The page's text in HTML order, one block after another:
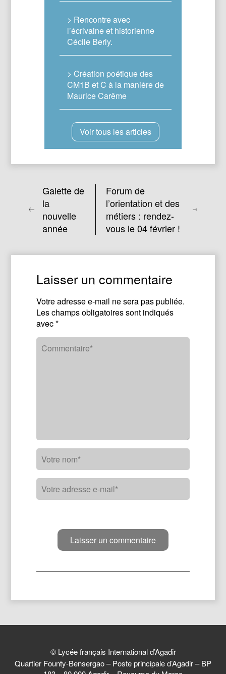
> Rencontre avec
l’écrivaine et historienne
Cécile Berly.
> Création poétique des
CM1B et C à la manière de
Maurice Carême
Voir tous les articles
Galette de
la
nouvelle
année
Forum de
l’orientation et des
métiers : rendez-
vous le 04 février !
Laisser un commentaire
Votre adresse e-mail ne sera pas publiée.
Les champs obligatoires sont indiqués
avec*
© Lycée français International d’Agadir
Quartier Founty-Bensergao – Poste principale d’Agadir – BP